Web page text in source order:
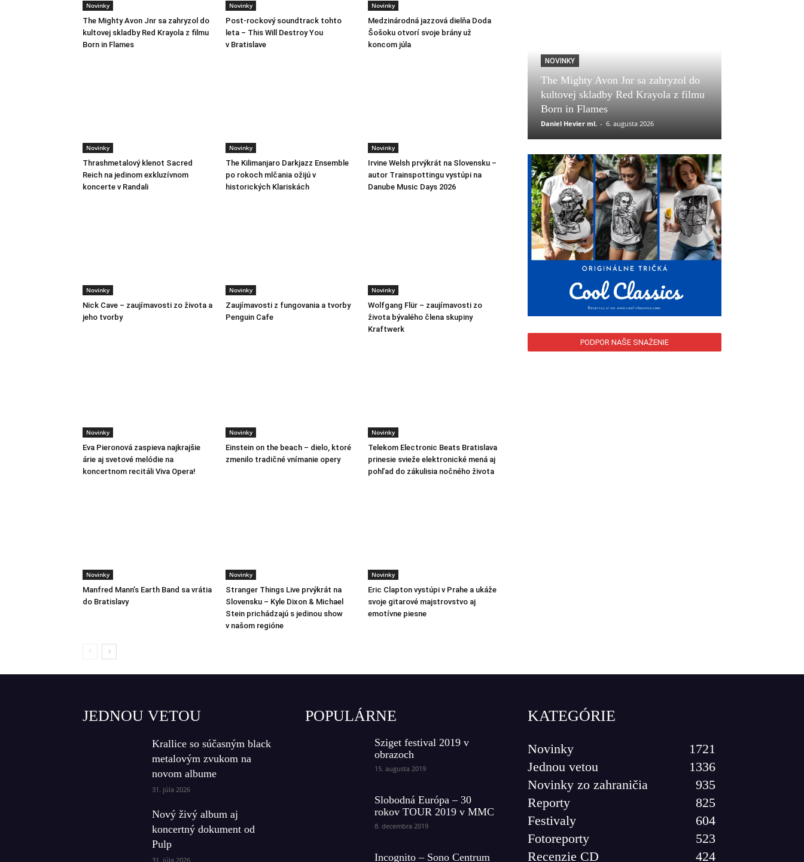
Novinky
The Mighty Avon Jnr sa zahryzol do
kultovej skladby Red Krayola z filmu
Born in Flames
Novinky
Post-rockový soundtrack tohto
leta – This Will Destroy You
v Bratislave
Novinky
Medzinárodná jazzová dielňa Doda
Šošoku otvorí svoje brány už
koncom júla
Novinky
Thrashmetalový klenot Sacred
Reich na jedinom exkluzívnom
koncerte v Randali
Novinky
The Kilimanjaro Darkjazz Ensemble
po rokoch mlčania ožijú v
historických Klariskách
Novinky
Irvine Welsh prvýkrát na Slovensku –
autor Trainspottingu vystúpi na
Danube Music Days 2026
Novinky
Nick Cave – zaujímavosti zo života a
jeho tvorby
Novinky
Zaujímavosti z fungovania a tvorby
Penguin Cafe
Novinky
Wolfgang Flür – zaujímavosti zo
života bývalého člena skupiny
Kraftwerk
Novinky
Eva Pieronová zaspieva najkrajšie
árie aj svetové melódie na
koncertnom recitáli Viva Opera!
Novinky
Einstein on the beach – dielo, ktoré
zmenilo tradičné vnímanie opery
Novinky
Telekom Electronic Beats Bratislava
prinesie svieže elektronické mená aj
pohľad do zákulisia nočného života
Novinky
Manfred Mann’s Earth Band sa vrátia
do Bratislavy
Novinky
Stranger Things Live prvýkrát na
Slovensku – Kyle Dixon & Michael
Stein prichádzajú s jedinou show
v našom regióne
Novinky
Eric Clapton vystúpi v Prahe a ukáže
svoje gitarové majstrovstvo aj
emotívne piesne
NOVINKY
The Mighty Avon Jnr sa zahryzol do
kultovej skladby Red Krayola z filmu
Born in Flames
Daniel Hevier ml. - 6. augusta 2026
PODPOR NAŠE SNAŽENIE
JEDNOU VETOU
Krallice so súčasným black
metalovým zvukom na
novom albume
31. júla 2026
Nový živý album aj
koncertný dokument od
Pulp
31. júla 2026
POPULÁRNE
Sziget festival 2019 v
obrazoch
15. augusta 2019
Slobodná Európa – 30
rokov TOUR 2019 v MMC
8. decembra 2019
Incognito – Sono Centrum
KATEGÓRIE
Novinky
1721
Jednou vetou
1336
Novinky zo zahraničia
935
Reporty
825
Festivaly
604
Fotoreporty
523
Recenzie CD
424